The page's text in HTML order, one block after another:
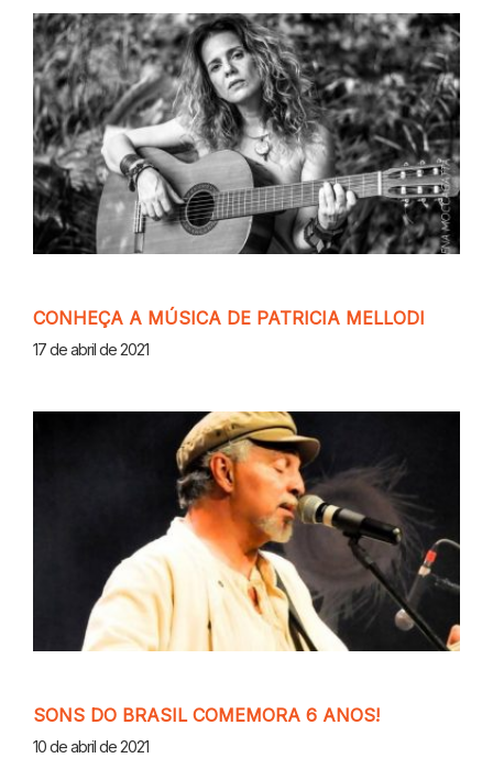
CONHEÇA A MÚSICA DE PATRICIA MELLODI
17 de abril de 2021
SONS DO BRASIL COMEMORA 6 ANOS!
10 de abril de 2021